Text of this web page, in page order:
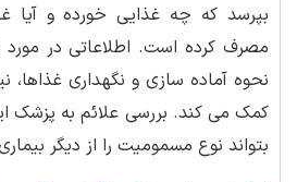
بپرسد که چه غذایی خورده و آیا
مصرف کرده است. اطلاعاتی در مورد
نحوه آماده سازی و نگهداری
کمک می کند. بررسی علائم به پزشک
بتواند نوع مسمومیت را از دیگر